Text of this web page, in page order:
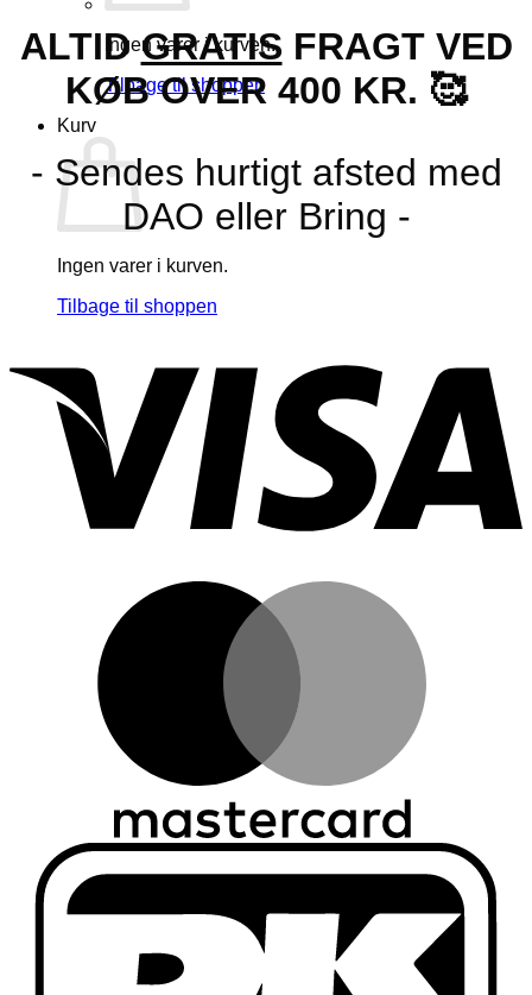
Ingen varer i kurven.
Tilbage til shoppen
Kurv
Ingen varer i kurven.
Tilbage til shoppen
ALTIDGRATIS FRAGT VED
KØB OVER 400 KR. 🥰
- Sendes hurtigt afsted med
DAO eller Bring -